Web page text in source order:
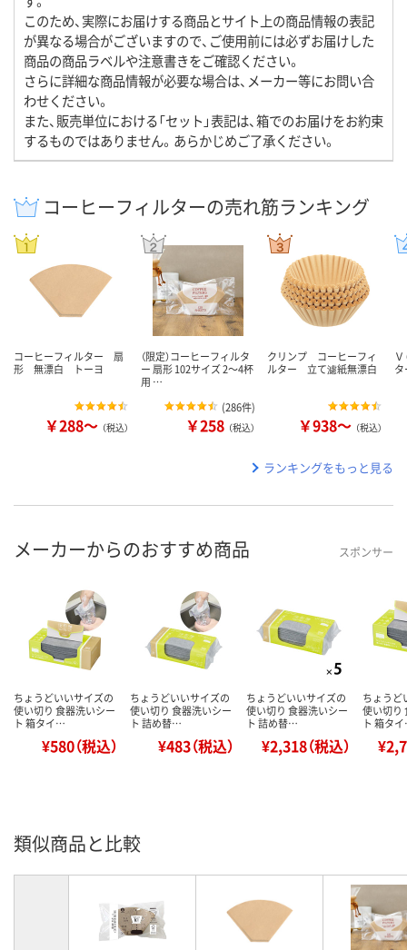
このため、実際にお届けする商品とサイト上の商品情報の表記
が異なる場合がございますので、ご使用前には必ずお届けした
商品の商品ラベルや注意書きをご確認ください。
さらに詳細な商品情報が必要な場合は、メーカー等にお問い合
わせください。
また、販売単位における「セット」表記は、箱でのお届けをお約束
するものではありません。あらかじめご了承ください。
コーヒーフィルターの売れ筋ランキング
コーヒーフィルター 扇
形 無漂白 トーヨ
￥288～ （税込）
（限定）コーヒーフィルタ
ー 扇形 102サイズ 2～4杯
用 …
(286件)
￥258 （税込）
クリンプ コーヒーフィ
ルター 立て濾紙無漂白
￥938～ （税込）
ランキングをもっと見る
メーカーからのおすすめ商品 スポンサー
ちょうどいいサイズの
使い切り 食器洗いシー
ト 箱タイ…
¥580（税込）
ちょうどいいサイズの
使い切り 食器洗いシー
ト 詰め替…
¥483（税込）
ちょうどいいサイズの
使い切り 食器洗いシー
ト 詰め替…
¥2,318（税込）
ちょうど
使い切り
ト 箱タ
類似商品と比較